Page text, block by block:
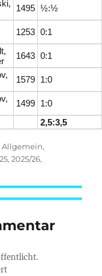
1495 ½:½
1253 0:1
1643 0:1
1579 1:0
1499 1:0
2,5:3,5
Kategorien
Allgemein,
,2025/26,